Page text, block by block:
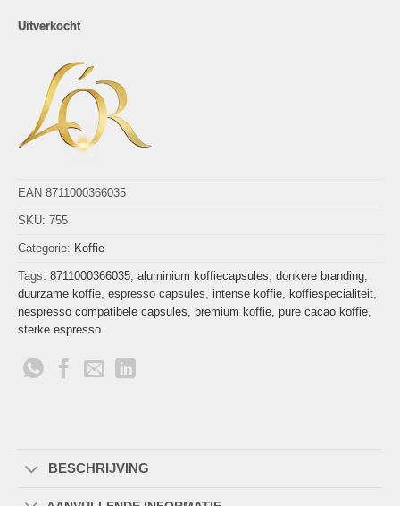
Uitverkocht
EAN 8711000366035
SKU: 755
Categorie: Koffie
Tags: 8711000366035 aluminium koffiecapsules donkere branding
duurzame koffie espresso capsules intense koffie koffiespecialiteit
nespresso compatibele capsules premium koffie pure cacao koffie
sterke espresso
BESCHRIJVING